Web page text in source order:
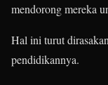
mendorong mereka
Hal ini turut
pendidikannya.